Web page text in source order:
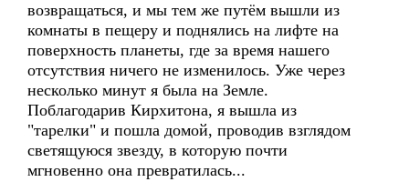
возвращаться, и мы тем же путём вышли из
комнаты в пещеру и поднялись на лифте на
поверхность планеты, где за время нашего
отсутствия ничего не изменилось. Уже через
несколько минут я была на Земле.
Поблагодарив Кирхитона, я вышла из
"тарелки" и пошла домой, проводив взглядом
светящуюся звезду, в которую почти
мгновенно она превратилась...